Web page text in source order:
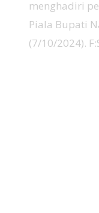
menghadiri
Piala Bupati
(7/10/2024).